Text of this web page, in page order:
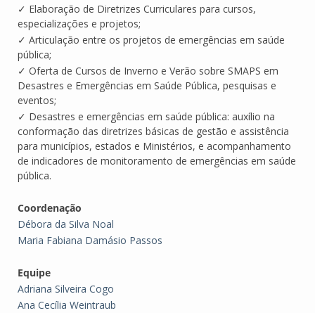
✓ Elaboração de Diretrizes Curriculares para cursos,
especializações e projetos;
✓ Articulação entre os projetos de emergências em saúde
pública;
✓ Oferta de Cursos de Inverno e Verão sobre SMAPS em
Desastres e Emergências em Saúde Pública, pesquisas e
eventos;
✓ Desastres e emergências em saúde pública: auxílio na
conformação das diretrizes básicas de gestão e assistência
para municípios, estados e Ministérios, e acompanhamento
de indicadores de monitoramento de emergências em saúde
pública.
Coordenação
Débora da Silva Noal
Maria Fabiana Damásio Passos
Equipe
Adriana Silveira Cogo
Ana Cecília Weintraub